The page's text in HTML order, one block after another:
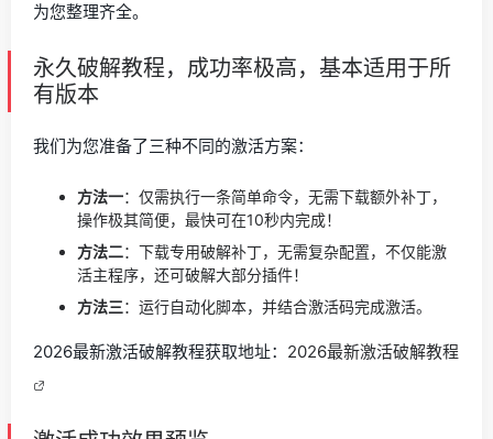
为您整理齐全。
永久破解教程，成功率极高，基本适用于所
有版本
我们为您准备了三种不同的激活方案：
方法一：仅需执行一条简单命令，无需下载额外补丁，
操作极其简便，最快可在10秒内完成！
方法二：下载专用破解补丁，无需复杂配置，不仅能激
活主程序，还可破解大部分插件！
方法三：运行自动化脚本，并结合激活码完成激活。
2026最新激活破解教程获取地址： 2026最新激活破解教程